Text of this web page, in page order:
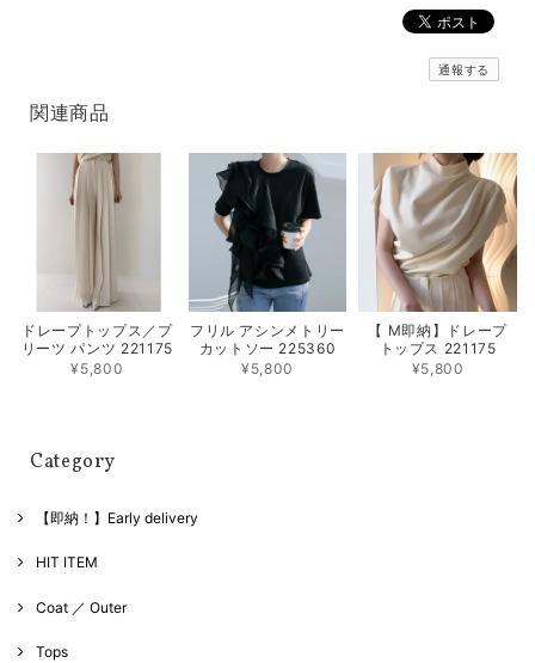
通報する
関連商品
ドレープトップス／プ
リーツ パンツ 221175
¥5,800
フリル アシンメトリー
カットソー 225360
¥5,800
【 M即納】ドレープ
トップス 221175
¥5,800
Category
【即納！】Early delivery
HIT ITEM
Coat ／ Outer
Tops